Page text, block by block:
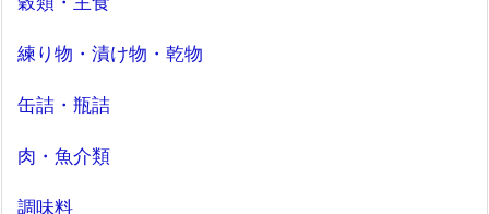
練り物・漬け物・乾物
缶詰・瓶詰
肉・魚介類
調味料